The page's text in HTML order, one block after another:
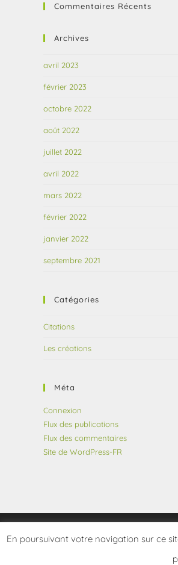
Commentaires Récents
Archives
avril 2023
février 2023
octobre 2022
août 2022
juillet 2022
avril 2022
mars 2022
février 2022
janvier 2022
septembre 2021
Catégories
Citations
Les créations
Méta
Connexion
Flux des publications
Flux des commentaires
Site de WordPress-FR
Copyright 2026 - frangotier.fr - Site
En poursuivant votre navigation sur ce